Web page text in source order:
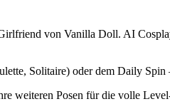
von Vanilla Doll. AI
Solitaire) oder dem Daily
Posen für die volle